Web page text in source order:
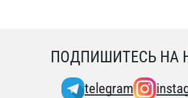
ПОДПИШИТЕСЬ НА
telegram